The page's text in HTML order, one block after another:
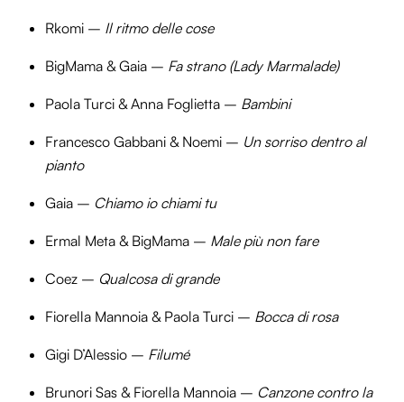
Rkomi – Il ritmo delle cose
BigMama & Gaia – Fa strano (Lady Marmalade)
Paola Turci & Anna Foglietta – Bambini
Francesco Gabbani & Noemi – Un sorriso dentro al
pianto
Gaia – Chiamo io chiami tu
Ermal Meta & BigMama – Male più non fare
Coez – Qualcosa di grande
Fiorella Mannoia & Paola Turci – Bocca di rosa
Gigi D’Alessio – Filumé
Brunori Sas & Fiorella Mannoia – Canzone contro la